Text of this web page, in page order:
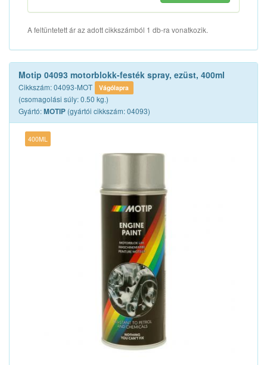
A feltüntetett ár az adott cikkszámból 1 db-ra vonatkozik.
Motip 04093 motorblokk-festék spray, ezüst, 400ml
Cikkszám: 04093-MOT Vágólapra
(csomagolási súly: 0.50 kg.)
Gyártó:MOTIP (gyártói cikkszám: 04093)
400ML